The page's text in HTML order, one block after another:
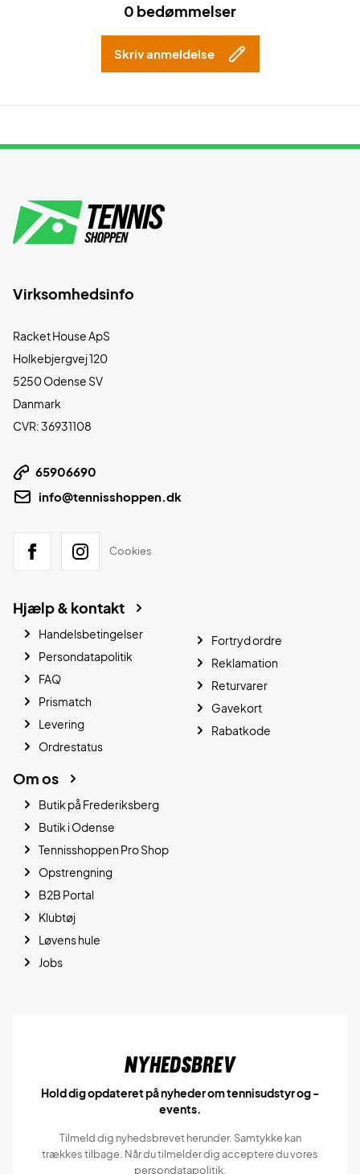
0 bedømmelser
Skriv anmeldelse
Virksomhedsinfo
Racket House ApS
Holkebjergvej 120
5250 Odense SV
Danmark
CVR: 36931108
65906690
info@tennisshoppen.dk
Cookies
Hjælp & kontakt
Handelsbetingelser
Persondatapolitik
FAQ
Prismatch
Levering
Ordrestatus
Fortryd ordre
Reklamation
Returvarer
Gavekort
Rabatkode
Om os
Butik på Frederiksberg
Butik i Odense
Tennisshoppen Pro Shop
Opstrengning
B2B Portal
Klubtøj
Løvens hule
Jobs
Nyhedsbrev
Hold dig opdateret på nyheder om tennisudstyr og -
events.
Tilmeld dig nyhedsbrevet herunder. Samtykke kan
trækkes tilbage. Når du tilmelder dig acceptere du vores
persondatapolitik.